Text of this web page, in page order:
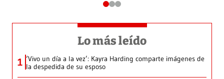
Lo más leído
1 ‘Vivo un día a la vez’: Kayra Harding comparte imágenes de
la despedida de su esposo